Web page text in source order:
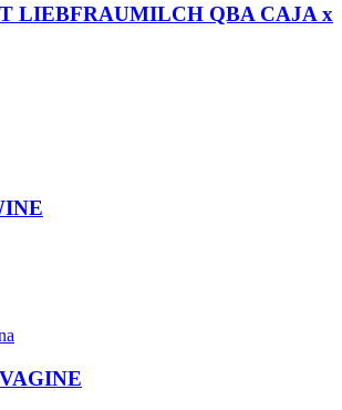
LIEBFRAUMILCH QBA CAJA x